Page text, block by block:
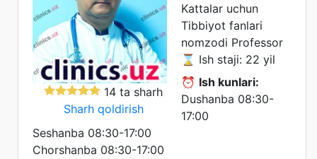
14 ta sharh
Sharh qoldirish
Kattalar uchun
Tibbiyot fanlari
nomzodi Professor
⌛ Ish staji: 22 yil
⏰ Ish kunlari:
Dushanba 08:30-
17:00
Seshanba 08:30-17:00
Chorshanba 08:30-17:00